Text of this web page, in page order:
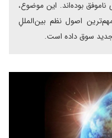
ناموفق بوده‌اند. این موضوع،
اصول نظم بین‌المللِ
سوق داده است.